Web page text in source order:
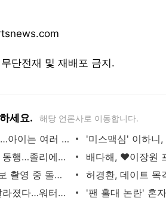
단전재 및 재배포 금지.
세요. 해당 언론사로 이동합니다.
이지아 "나는 결혼 3번 했다…아이는 여러 명"
마동석, ♥예정화와 美 행사 동행…졸리에게 소개도
김선호, 사연 있는 남자? 화보 촬영 중 돌연 눈물 뚝뚝
쌈디 맞아? 20kg 증량 후 달라졌다…워터밤서 '상탈' 제대로, 근육질 몸매 '깜짝' [엑's 이슈]